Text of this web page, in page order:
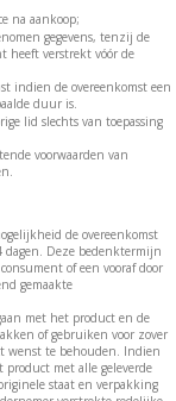
na aankoop;
gegevens, tenzij de
heeft verstrekt vóór de
indien de overeenkomst een
duur is.
lid slechts van toepassing
voorwaarden van
de overeenkomst
dagen. Deze bedenktermijn
of een vooraf door
gemaakte
met het product en de
of gebruiken voor zover
wenst te behouden. Indien
met alle geleverde
staat en verpakking